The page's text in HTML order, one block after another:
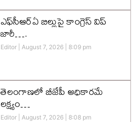
ఎఫ్‌సీఆర్‌ఏ బిల్లుపై కాంగ్రెస్ విప్
జారీ….
Editor August 7, 2026 8:09 pm
తెలంగాణలో బీజేపీ అధికారమే
లక్ష్యం…
Editor August 7, 2026 8:08 pm